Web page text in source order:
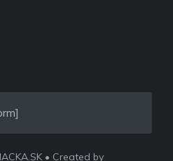
• Created by